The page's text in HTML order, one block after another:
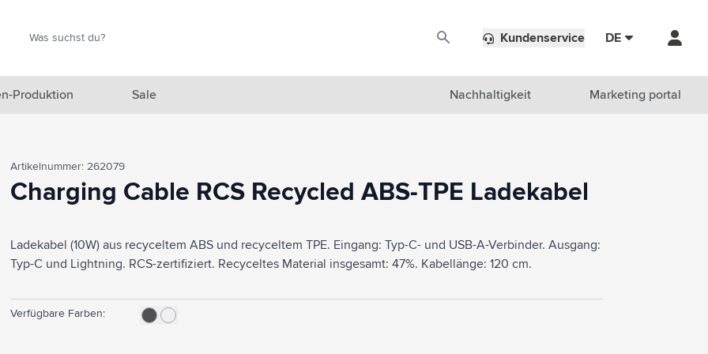
anzeigen
anzeigen
anzeigen
& Reisen anzeigen
& Wohnen anzeigen
anzeigen
Kundenservice DE
Produktion Sale Nachhaltigkeit Marketing portal
Artikelnummer: 262079
Charging Cable RCS Recycled ABS-TPE Ladekabel
Ladekabel (10W) aus recyceltem ABS und recyceltem TPE. Eingang: Typ-C- und USB-A-Verbinder. Ausgang:
Typ-C und Lightning. RCS-zertifiziert. Recyceltes Material insgesamt: 47%. Kabellänge: 120 cm.
Verfügbare Farben: